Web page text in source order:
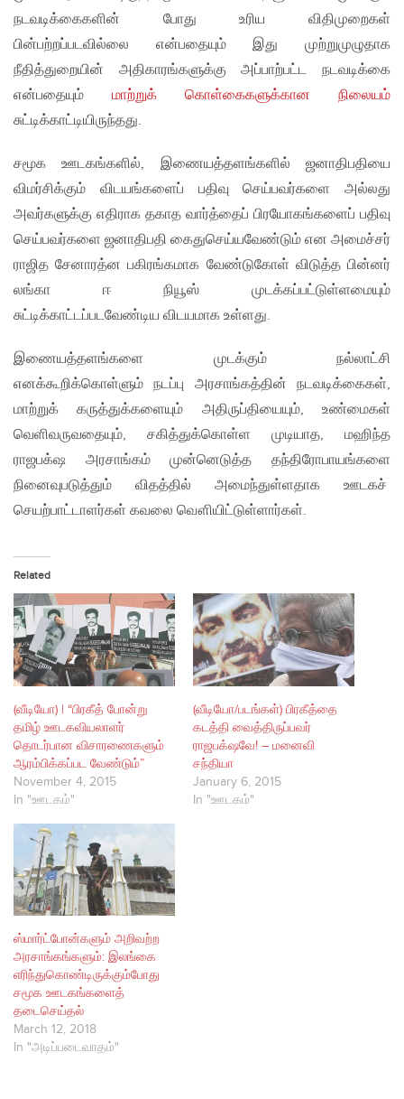
நடவடிக்கைகளின் போது உரிய விதிமுறைகள்
பின்பற்றப்படவில்லை என்பதையும் இது முற்றுமுழுதாக
நீதித்துறையின் அதிகாரங்களுக்கு அப்பாற்பட்ட நடவடிக்கை
என்பதையும் மாற்றுக் கொள்கைகளுக்கான நிலையம்
சுட்டிக்காட்டியிருந்தது.
சமூக ஊடகங்களில், இணையத்தளங்களில் ஜனாதிபதியை
விமர்சிக்கும் விடயங்களைப் பதிவு செய்பவர்களை அல்லது
அவர்களுக்கு எதிராக தகாத வார்த்தைப் பிரயோகங்களைப் பதிவு
செய்பவர்களை ஜனாதிபதி கைதுசெய்யவேண்டும் என அமைச்சர்
ராஜித சேனாரத்ன பகிரங்கமாக வேண்டுகோள் விடுத்த பின்னர்
லங்கா ஈ நியூஸ் முடக்கப்பட்டுள்ளமையும்
சுட்டிக்காட்டப்படவேண்டிய விடயமாக உள்ளது.
இணையத்தளங்களை முடக்கும் நல்லாட்சி
எனக்கூறிக்கொள்ளும் நடப்பு அரசாங்கத்தின் நடவடிக்கைகள்,
மாற்றுக் கருத்துக்களையும் அதிருப்தியையும், உண்மைகள்
வெளிவருவதையும், சகித்துக்கொள்ள முடியாத, மஹிந்த
ராஜபக்‌ஷ அரசாங்கம் முன்னெடுத்த தந்திரோபாயங்களை
நினைவுபடுத்தும் விதத்தில் அமைந்துள்ளதாக ஊடகச்
செயற்பாட்டாளர்கள் கவலை வௌியிட்டுள்ளார்கள்.
Related
(வீடியோ) | “பிரகீத் போன்று
தமிழ் ஊடகவியலாளர்
தொடர்பான விசாரணைகளும்
ஆரம்பிக்கப்பட வேண்டும்”
November 4, 2015
In "ஊடகம்"
(வீடியோ/படங்கள்) பிரகீத்தை
கடத்தி வைத்திருப்பவர்
ராஜபக்‌ஷவே! – மனைவி
சந்தியா
January 6, 2015
In "ஊடகம்"
ஸ்மார்ட்போன்களும் அறிவற்ற
அரசாங்கங்களும்: இலங்கை
எரிந்துகொண்டிருக்கும்போது
சமூக ஊடகங்களைத்
தடைசெய்தல்
March 12, 2018
In "அடிப்படைவாதம்"